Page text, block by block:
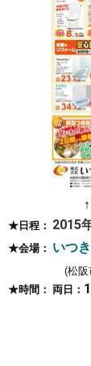
↑ク
★日程： 2015
★会場： いつ
(松阪
★時間： 両日 ：